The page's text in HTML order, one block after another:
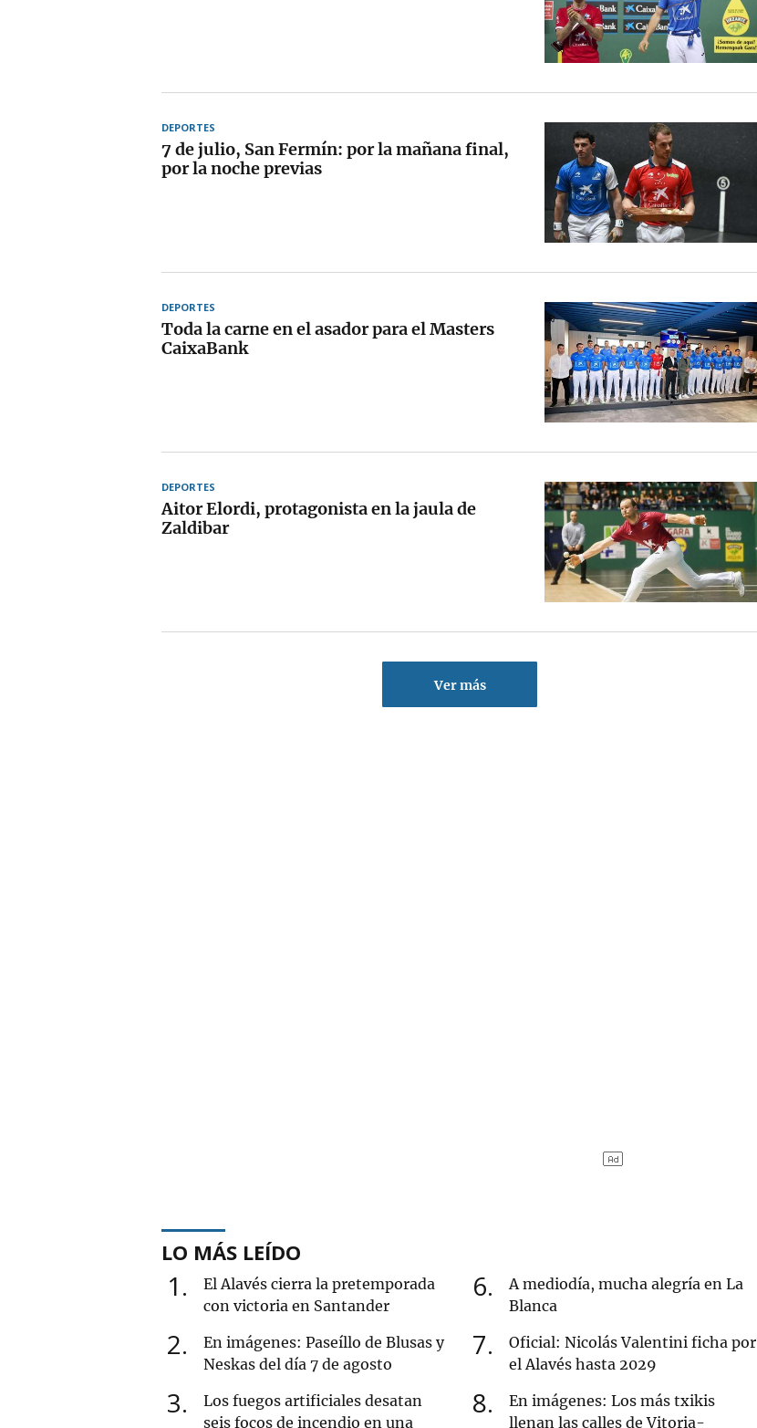
DEPORTES
7 de julio, San Fermín: por la mañana final,
por la noche previas
DEPORTES
Toda la carne en el asador para el Masters
CaixaBank
DEPORTES
Aitor Elordi, protagonista en la jaula de
Zaldibar
Ver más
LO MÁS LEÍDO
1
El Alavés cierra la pretemporada
con victoria en Santander
2
En imágenes: Paseíllo de Blusas y
Neskas del día 7 de agosto
3
Los fuegos artificiales desatan
seis focos de incendio en una
6
A mediodía, mucha alegría en La
Blanca
7
Oficial: Nicolás Valentini ficha por
el Alavés hasta 2029
8
En imágenes: Los más txikis
llenan las calles de Vitoria-